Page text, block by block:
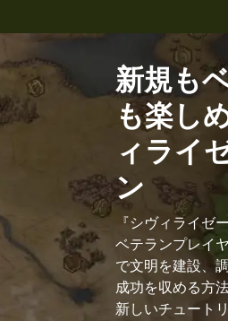
新規も
も楽し
ィライ
ン
『シヴィライゼ
ベテランプレイ
で文明を建設、
成功を収める方
新しいチュート